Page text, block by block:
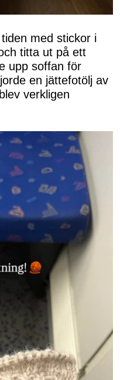
med stickor i
titta ut på ett
upp soffan för
en jättefotölj av
verkligen